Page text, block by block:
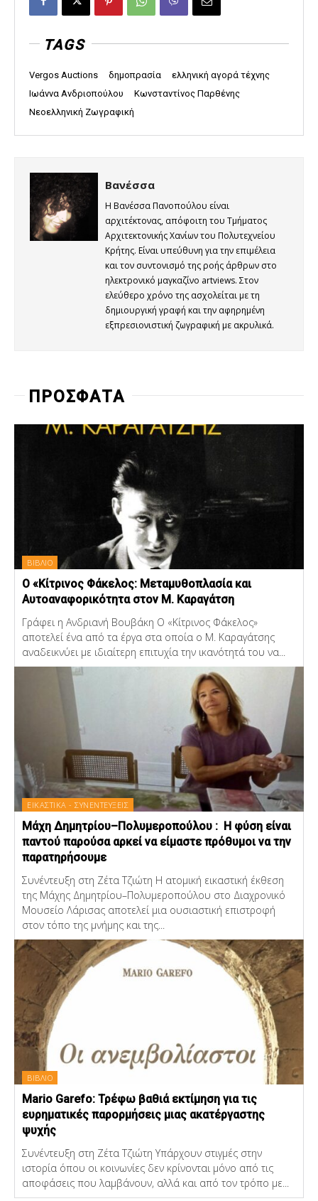
TAGS
Vergos Auctions δημοπρασία
ελληνική αγορά τέχνης
Ιωάννα Ανδριοπούλου
Κωνσταντίνος Παρθένης
Νεοελληνική Ζωγραφική
Βανέσσα
Η Βανέσσα Πανοπούλου είναι
αρχιτέκτονας, απόφοιτη του Τμήματος
Αρχιτεκτονικής Χανίων του Πολυτεχνείου
Κρήτης. Είναι υπεύθυνη για την επιμέλεια
και τον συντονισμό της ροής άρθρων στο
ηλεκτρονικό μαγκαζίνο artviews. Στον
ελεύθερο χρόνο της ασχολείται με τη
δημιουργική γραφή και την αφηρημένη
εξπρεσιονιστική ζωγραφική με ακρυλικά.
ΠΡΟΣΦΑΤΑ
ΒΙΒΛΙΟ
Ο «Κίτρινος Φάκελος: Μεταμυθοπλασία και
Αυτοαναφορικότητα στον Μ. Καραγάτση
Γράφει η Ανδριανή Βουβάκη Ο «Κίτρινος Φάκελος»
αποτελεί ένα από τα έργα στα οποία ο Μ. Καραγάτσης
αναδεικνύει με ιδιαίτερη επιτυχία την ικανότητά του να...
ΕΙΚΑΣΤΙΚΑ - ΣΥΝΕΝΤΕΥΞΕΙΣ
Μάχη Δημητρίου–Πολυμεροπούλου : Η φύση είναι
παντού παρούσα αρκεί να είμαστε πρόθυμοι να την
παρατηρήσουμε
Συνέντευξη στη Ζέτα Τζιώτη Η ατομική εικαστική έκθεση
της Μάχης Δημητρίου–Πολυμεροπούλου στο Διαχρονικό
Μουσείο Λάρισας αποτελεί μια ουσιαστική επιστροφή
στον τόπο της μνήμης και της...
ΒΙΒΛΙΟ
Mario Garefo: Τρέφω βαθιά εκτίμηση για τις
ευρηματικές παρορμήσεις μιας ακατέργαστης
ψυχής
Συνέντευξη στη Ζέτα Τζιώτη Υπάρχουν στιγμές στην
ιστορία όπου οι κοινωνίες δεν κρίνονται μόνο από τις
αποφάσεις που λαμβάνουν, αλλά και από τον τρόπο με...